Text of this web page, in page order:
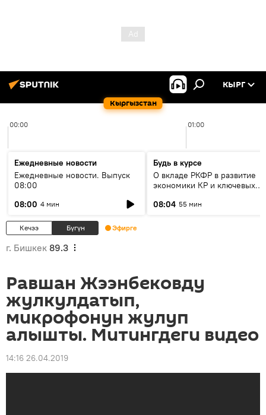
Кыргызстан
КЫРГ
00:00 01:00
Ежедневные новости
Ежедневные новости. Выпуск
08:00
08:00 4 мин
Будь в курсе
О вкладе РКФР в развитие
экономики КР и ключевых
08:04 55 мин
Кечээ Бүгүн Эфирге
г. Бишкек 89.3
Равшан Жээнбековду
жулкулдатып,
микрофонун жулуп
алышты. Митингдеги видео
14:16 26.04.2019